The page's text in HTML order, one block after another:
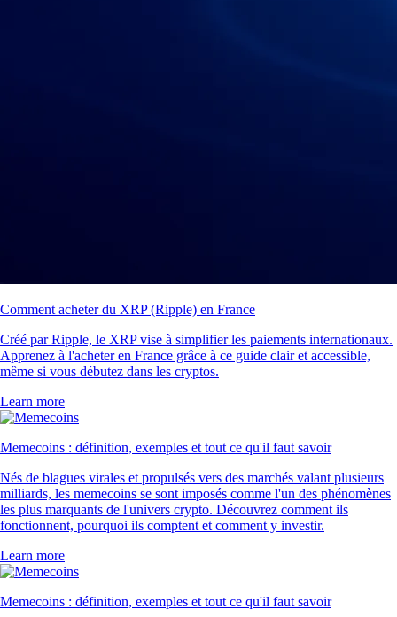
Comment acheter du XRP (Ripple) en France
Créé par Ripple, le XRP vise à simplifier les paiements internationaux.
Apprenez à l'acheter en France grâce à ce guide clair et accessible,
même si vous débutez dans les cryptos.
Learn more
Memecoins : définition, exemples et tout ce qu'il faut savoir
Nés de blagues virales et propulsés vers des marchés valant plusieurs
milliards, les memecoins se sont imposés comme l'un des phénomènes
les plus marquants de l'univers crypto. Découvrez comment ils
fonctionnent, pourquoi ils comptent et comment y investir.
Learn more
Memecoins : définition, exemples et tout ce qu'il faut savoir